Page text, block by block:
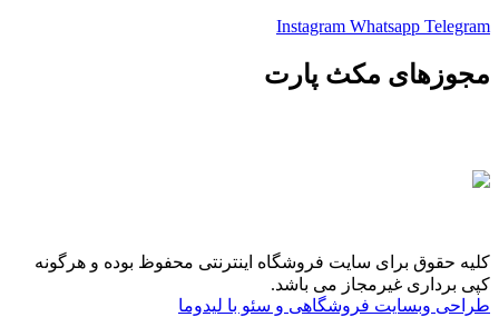
Instagram Whatsapp Telegram
مجوزهای مکث پارت
کلیه حقوق برای سایت فروشگاه اینترنتی محفوظ بوده و هرگونه
کپی برداری غیرمجاز می باشد.
طراحی وبسایت فروشگاهی و سئو با لیدوما